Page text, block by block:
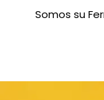
Somos su